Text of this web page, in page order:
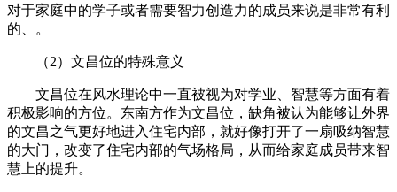
对于家庭中的学子或者需要智力创造力的成员来说是非常有利
的、。
（2）文昌位的特殊意义
文昌位在风水理论中一直被视为对学业、智慧等方面有着
积极影响的方位。东南方作为文昌位，缺角被认为能够让外界
的文昌之气更好地进入住宅内部，就好像打开了一扇吸纳智慧
的大门，改变了住宅内部的气场格局，从而给家庭成员带来智
慧上的提升。